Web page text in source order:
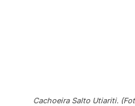
Cachoeira Salto Utiariti.